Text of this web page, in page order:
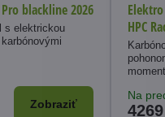
blackline 2026
s elektrickou
Zobraziť
HPC
Na